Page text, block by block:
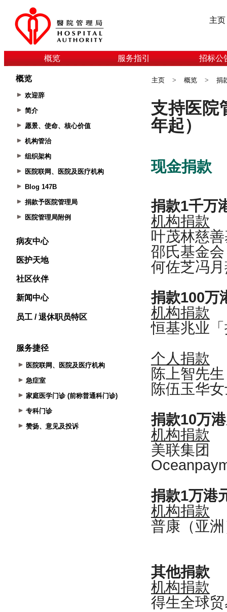
主页
概览 服务指引 招标公
概览
欢迎辞
简介
愿景、使命、核心价值
机构管治
组织架构
医院联网、医院及医疗机构
Blog 147B
捐款予医院管理局
医院管理局附例
病友中心
医护天地
社区伙伴
新闻中心
员工 / 退休职员特区
服务捷径
医院联网、医院及医疗机构
急症室
家庭医学门诊 (前称普通科门诊)
专科门诊
赞扬、意见及投诉
主页 > 概览 > 捐